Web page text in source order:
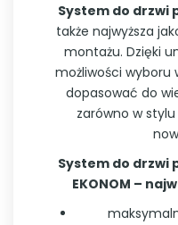
System do drzwi
także najwyższa
montażu. Dzięki
możliwości wyboru
dopasować do
zarówno w
System do drzwi
EKONOM –